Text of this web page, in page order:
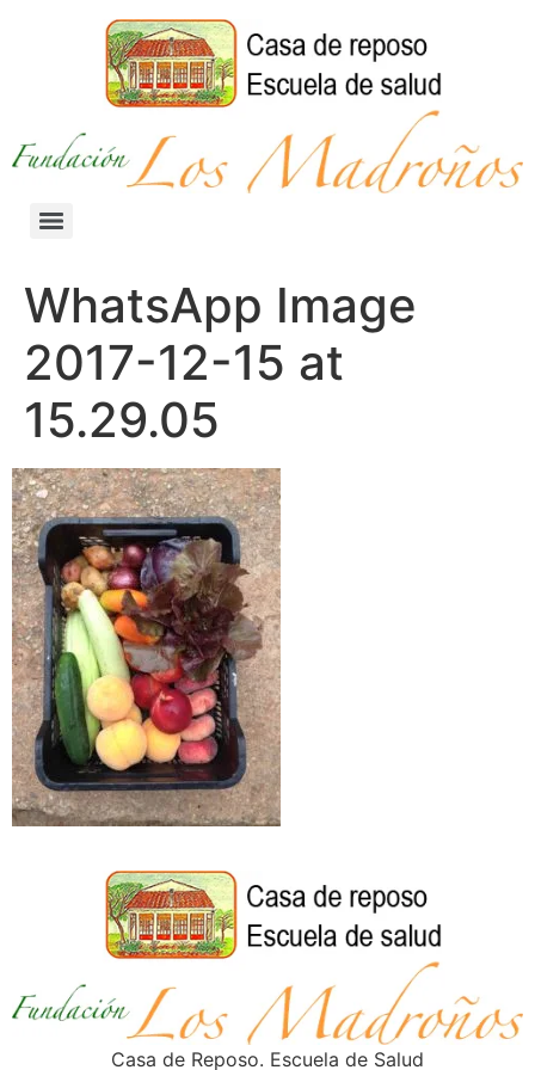
WhatsApp Image
2017-12-15 at
15.29.05
Casa de Reposo. Escuela de Salud